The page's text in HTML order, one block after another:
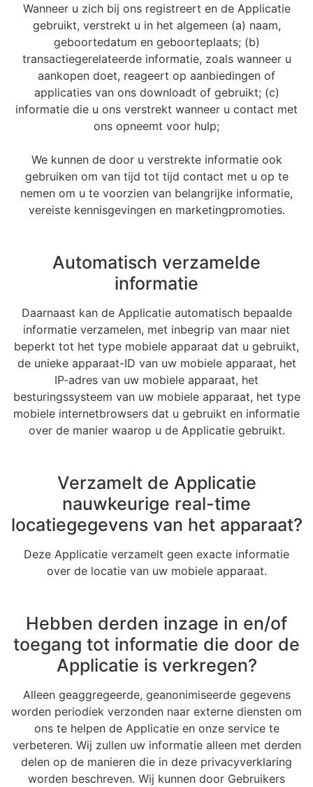
Wanneer u zich bij ons registreert en de Applicatie
gebruikt, verstrekt u in het algemeen (a) naam,
geboortedatum en geboorteplaats; (b)
transactiegerelateerde informatie, zoals wanneer u
aankopen doet, reageert op aanbiedingen of
applicaties van ons downloadt of gebruikt; (c)
informatie die u ons verstrekt wanneer u contact met
ons opneemt voor hulp;
We kunnen de door u verstrekte informatie ook
gebruiken om van tijd tot tijd contact met u op te
nemen om u te voorzien van belangrijke informatie,
vereiste kennisgevingen en marketingpromoties.
Automatisch verzamelde
informatie
Daarnaast kan de Applicatie automatisch bepaalde
informatie verzamelen, met inbegrip van maar niet
beperkt tot het type mobiele apparaat dat u gebruikt,
de unieke apparaat-ID van uw mobiele apparaat, het
IP-adres van uw mobiele apparaat, het
besturingssysteem van uw mobiele apparaat, het type
mobiele internetbrowsers dat u gebruikt en informatie
over de manier waarop u de Applicatie gebruikt.
Verzamelt de Applicatie
nauwkeurige real-time
locatiegegevens van het apparaat?
Deze Applicatie verzamelt geen exacte informatie
over de locatie van uw mobiele apparaat.
Hebben derden inzage in en/of
toegang tot informatie die door de
Applicatie is verkregen?
Alleen geaggregeerde, geanonimiseerde gegevens
worden periodiek verzonden naar externe diensten om
ons te helpen de Applicatie en onze service te
verbeteren. Wij zullen uw informatie alleen met derden
delen op de manieren die in deze privacyverklaring
worden beschreven. Wij kunnen door Gebruikers